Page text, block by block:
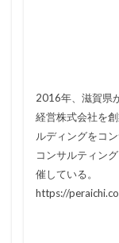
2016年、滋賀県
経営株式会社を
ルディングをコ
コンサルティン
催している。
https://